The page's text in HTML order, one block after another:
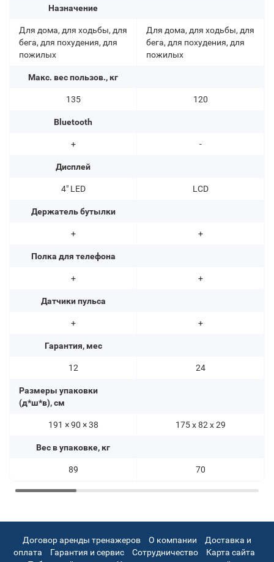
Назначение
Для дома, для ходьбы, для
бега, для похудения, для
пожилых
Макс. вес пользов., кг
135
Bluetooth
+
Дисплей
4" LED
Держатель бутылки
+
Полка для телефона
+
Датчики пульса
+
Гарантия, мес
12
Размеры упаковки
(д*ш*в), см
191 × 90 × 38
Вес в упаковке, кг
89
Для дома, для ходьбы, для
бега, для похудения, для
пожилых
120
-
LCD
+
+
+
24
175 х 82 х 29
70
Договор аренды тренажеров О компании
Доставка и
оплата
Гарантия и сервис Сотрудничество
Карта сайта